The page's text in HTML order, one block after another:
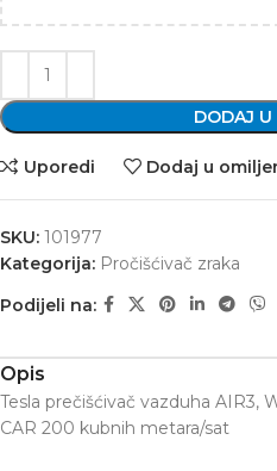
DODAJ U
Uporedi Dodaj u
SKU: 101977
Kategorija: Pročišćivač zraka
Podijeli na:
Opis
Tesla prečišćivač vazduha AIR3,
CAR 200 kubnih metara/sat